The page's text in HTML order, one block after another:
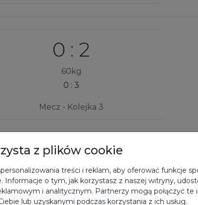
0 : 2
60kg
0 : 3
Mecz - Kolejka 3
0 : 2
60kg
0 : 3
z plików cookie
treści i reklam, aby oferować funkcje
Informacje o tym, jak korzystasz z naszej witryny,
i analitycznym. Partnerzy mogą połączyć te
lub uzyskanymi podczas korzystania z ich usług.